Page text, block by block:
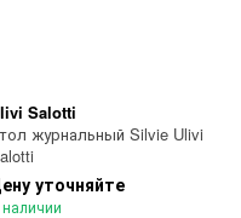
Salotti
журнальный Silvie Ulivi
уточняйте